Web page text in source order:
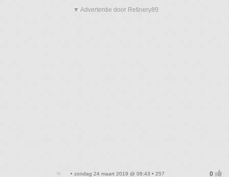
▼ Advertentie door Refinery89
• zondag 24 maart 2019 @ 08:43 • 257